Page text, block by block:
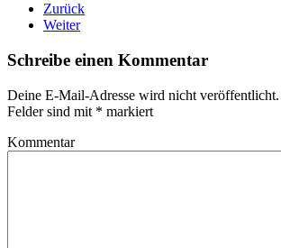
Zurück
Weiter
Schreibe einen Kommentar
Deine E-Mail-Adresse wird nicht
Felder sind mit * markiert
Kommentar